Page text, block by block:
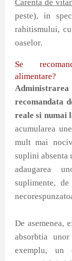
Carenta de
peste), in
rahitismului,
oaselor.
Se
alimentare?
recomandata
reale si numai
acumularea
mult mai
suplini absenta
adaugarea
suplimente,
De asemenea,
absorbtia
exemplu, un